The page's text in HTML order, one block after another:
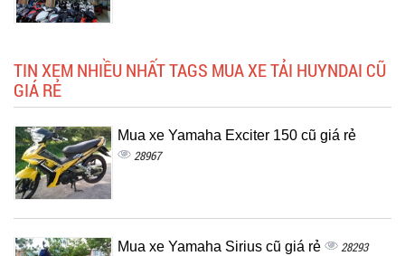
TIN XEM NHIỀU NHẤT TAGS MUA XE TẢI HUYNDAI CŨ
GIÁ RẺ
Mua xe Yamaha Exciter 150 cũ giá rẻ
28967
Mua xe Yamaha Sirius cũ giá rẻ 28293